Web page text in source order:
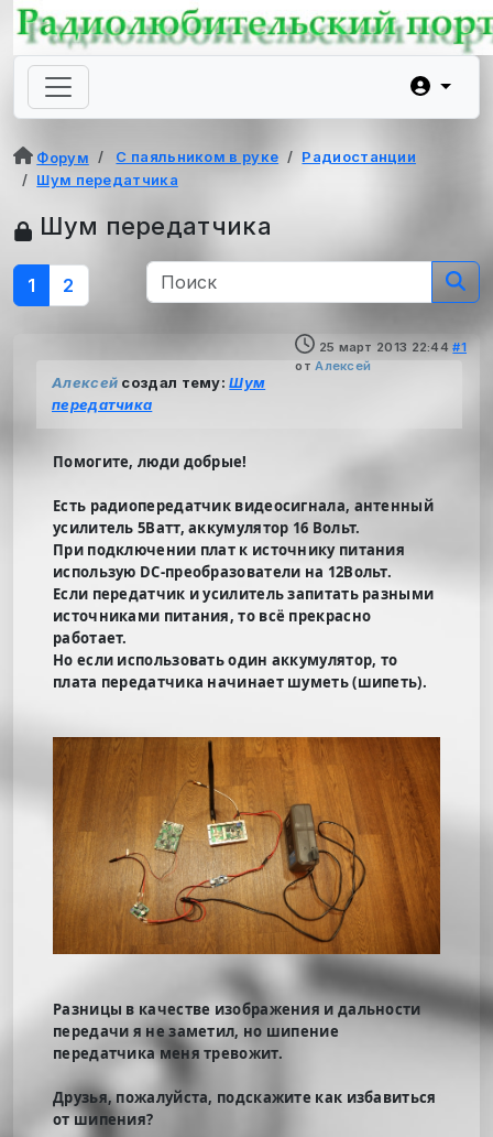
Форум С паяльником в руке
Радиостанции
Шум передатчика
Шум передатчика
1 2
25 март 2013 22:44 #1
отАлексей
Алексей создал тему:Шум
передатчика
Помогите, люди добрые!
Есть радиопередатчик видеосигнала, антенный
усилитель 5Ватт, аккумулятор 16 Вольт.
При подключении плат к источнику питания
использую DC-преобразователи на 12Вольт.
Если передатчик и усилитель запитать разными
источниками питания, то всё прекрасно
работает.
Но если использовать один аккумулятор, то
плата передатчика начинает шуметь (шипеть).
Разницы в качестве изображения и дальности
передачи я не заметил, но шипение
передатчика меня тревожит.
Друзья, пожалуйста, подскажите как избавиться
от шипения?